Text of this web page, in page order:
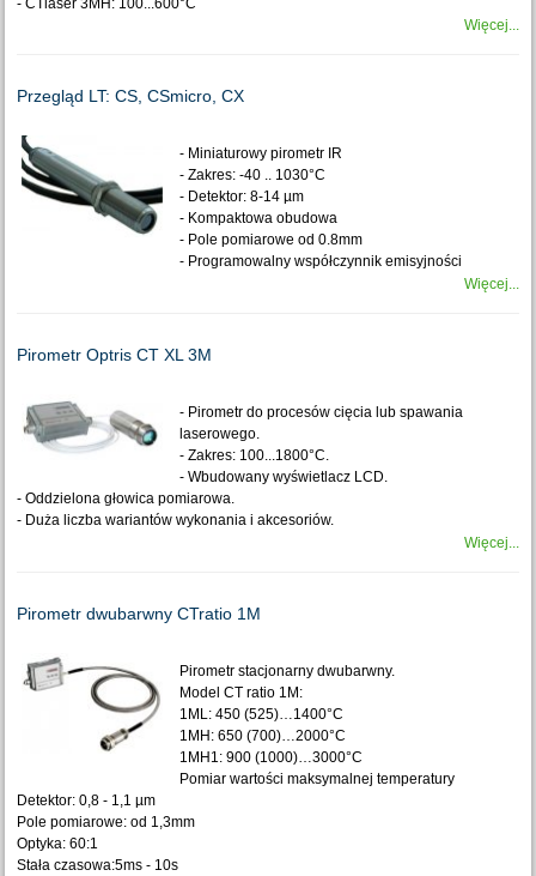
Więcej...
Przegląd LT: CS, CSmicro, CX
- Miniaturowy pirometr IR
- Zakres: -40 .. 1030°C
- Detektor: 8-14 µm
- Kompaktowa obudowa
- Pole pomiarowe od 0.8mm
- Programowalny współczynnik emisyjności
Więcej...
Pirometr Optris CT XL 3M
- Pirometr do procesów cięcia lub spawania
laserowego.
- Zakres: 100...1800°C.
- Wbudowany wyświetlacz LCD.
- Oddzielona głowica pomiarowa.
- Duża liczba wariantów wykonania i akcesoriów.
Więcej...
Pirometr dwubarwny CTratio 1M
Pirometr stacjonarny dwubarwny.
Model CT ratio 1M:
1ML: 450 (525)…1400°C
1MH: 650 (700)…2000°C
1MH1: 900 (1000)…3000°C
Pomiar wartości maksymalnej temperatury
Detektor: 0,8 - 1,1 µm
Pole pomiarowe: od 1,3mm
Optyka: 60:1
Stała czasowa:5ms - 10s